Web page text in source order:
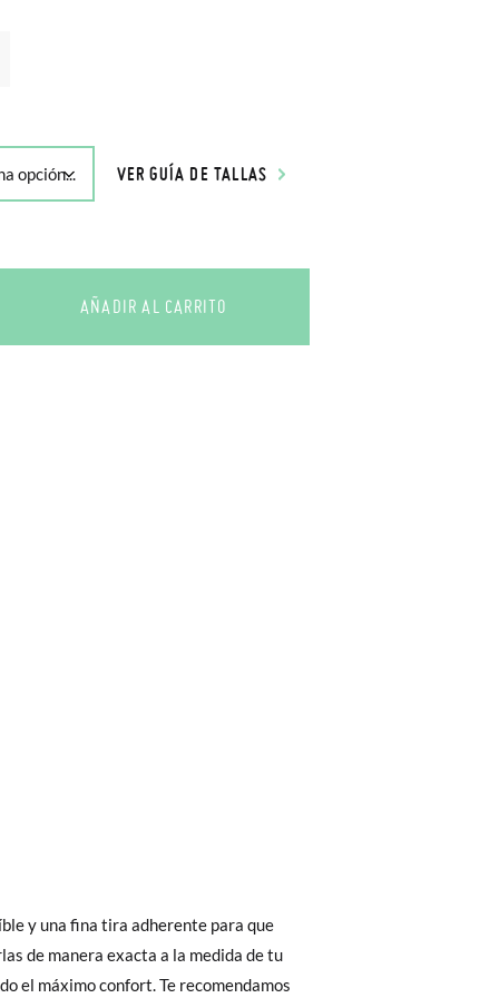
VER GUÍA DE TALLAS
AÑADIR AL CARRITO
son GRATIS y puedes realizarlos
acelerar el envío, puedes por muy